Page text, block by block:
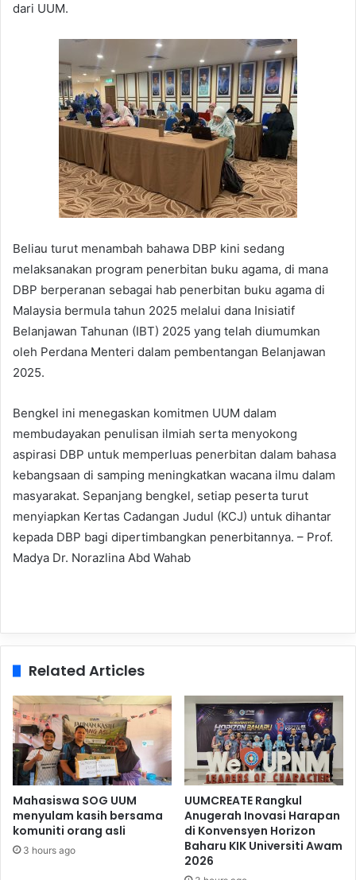
dari UUM.
Beliau turut menambah bahawa DBP kini sedang
melaksanakan program penerbitan buku agama, di mana
DBP berperanan sebagai hab penerbitan buku agama di
Malaysia bermula tahun 2025 melalui dana Inisiatif
Belanjawan Tahunan (IBT) 2025 yang telah diumumkan
oleh Perdana Menteri dalam pembentangan Belanjawan
2025.
Bengkel ini menegaskan komitmen UUM dalam
membudayakan penulisan ilmiah serta menyokong
aspirasi DBP untuk memperluas penerbitan dalam bahasa
kebangsaan di samping meningkatkan wacana ilmu dalam
masyarakat. Sepanjang bengkel, setiap peserta turut
menyiapkan Kertas Cadangan Judul (KCJ) untuk dihantar
kepada DBP bagi dipertimbangkan penerbitannya. – Prof.
Madya Dr. Norazlina Abd Wahab
Related Articles
Mahasiswa SOG UUM
menyulam kasih bersama
komuniti orang asli
3 hours ago
UUMCREATE Rangkul
Anugerah Inovasi Harapan
di Konvensyen Horizon
Baharu KIK Universiti Awam
2026